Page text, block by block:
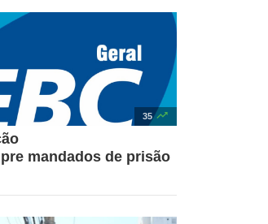
35 
mandados de prisão